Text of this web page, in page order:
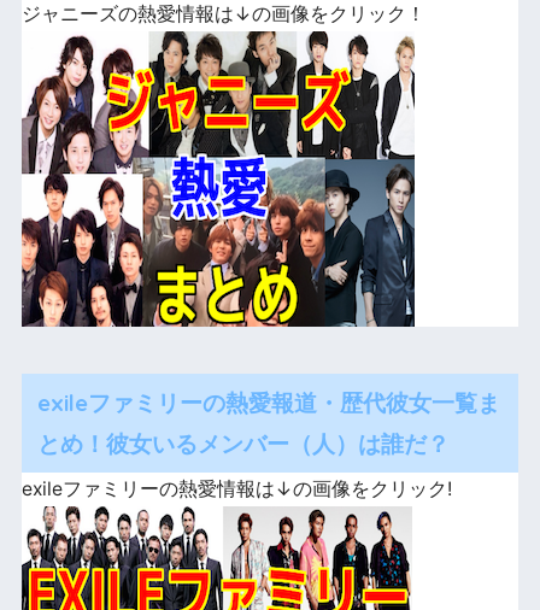
ジャニーズの熱愛情報は↓の画像をクリック！
exileファミリーの熱愛報道・歴代彼女一覧ま
とめ！彼女いるメンバー（人）は誰だ？
exileファミリーの熱愛情報は↓の画像をクリック!